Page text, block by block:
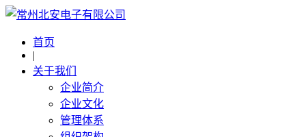
首页
|
关于我们
企业简介
企业文化
管理体系